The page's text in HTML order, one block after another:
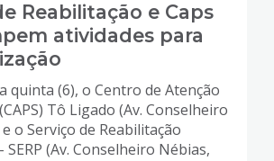
Reabilitação e Caps
atividades para
quinta (6), o Centro de Atenção
Tô Ligado (Av. Conselheiro
o Serviço de Reabilitação
SERP (Av. Conselheiro Nébias,